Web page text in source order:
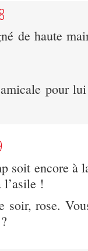
de haute
pour
soit encore à
!
soir, rose.